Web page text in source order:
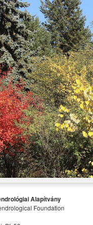
Alapítvány
Foundation